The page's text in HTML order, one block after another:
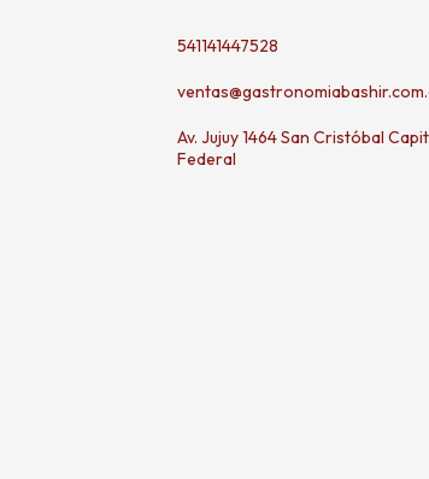
541141447528
Av. Jujuy 1464 San Cristóbal
Federal